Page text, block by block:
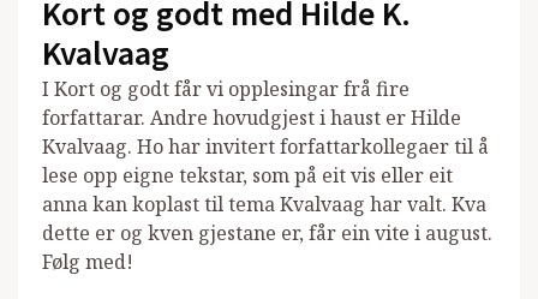
Kort og godt med Hilde K.
Kvalvaag
I Kort og godt får vi opplesingar frå fire
forfattarar. Andre hovudgjest i haust er Hilde
Kvalvaag. Ho har invitert forfattarkollegaer til å
lese opp eigne tekstar, som på eit vis eller eit
anna kan koplast til tema Kvalvaag har valt. Kva
dette er og kven gjestane er, får ein vite i august.
Følg med!